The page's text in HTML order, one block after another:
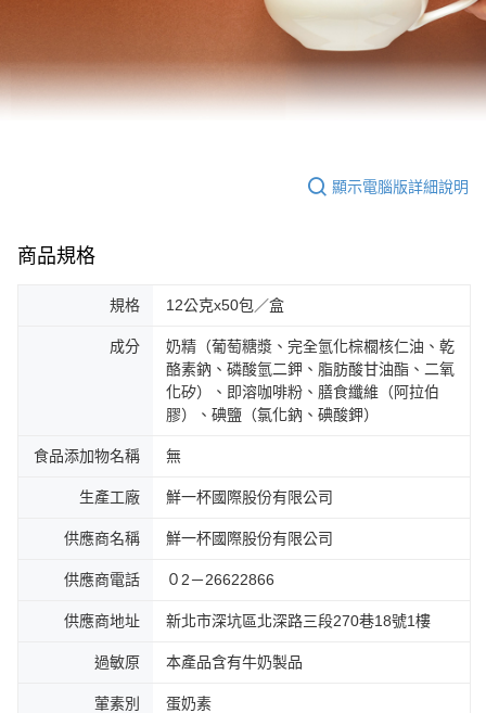
顯示電腦版詳細說明
商品規格
規格 12公克x50包／盒
成分
奶精（葡萄糖漿、完全氫化棕櫚核仁油、乾
酪素鈉、磷酸氫二鉀、脂肪酸甘油酯、二氧
化矽）、即溶咖啡粉、膳食纖維（阿拉伯
膠）、碘鹽（氯化鈉、碘酸鉀）
食品添加物名稱 無
生產工廠 鮮一杯國際股份有限公司
供應商名稱 鮮一杯國際股份有限公司
供應商電話 ０2－26622866
供應商地址 新北市深坑區北深路三段270巷18號1樓
過敏原 本產品含有牛奶製品
葷素別 蛋奶素